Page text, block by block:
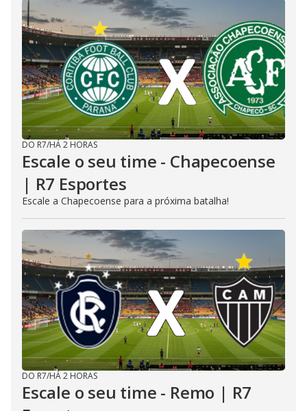
DO R7/HÁ 2 HORAS
Escale o seu time - Chapecoense
| R7 Esportes
Escale a Chapecoense para a próxima batalha!
DO R7/HÁ 2 HORAS
Escale o seu time - Remo | R7